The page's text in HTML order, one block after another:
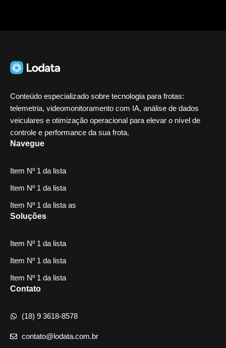
Conteúdo especializado sobre tecnologia para frotas:
telemetria, videomonitoramento com IA, análise de dados
veiculares e otimização operacional para elevar o nível de
controle e performance da sua frota.
Navegue
Item Nº 1 da lista
Item Nº 1 da lista
Item Nº 1 da lista as
Soluções
Item Nº 1 da lista
Item Nº 1 da lista
Item Nº 1 da lista
Contato
(18) 9 3618-8578
contato@lodata.com.br